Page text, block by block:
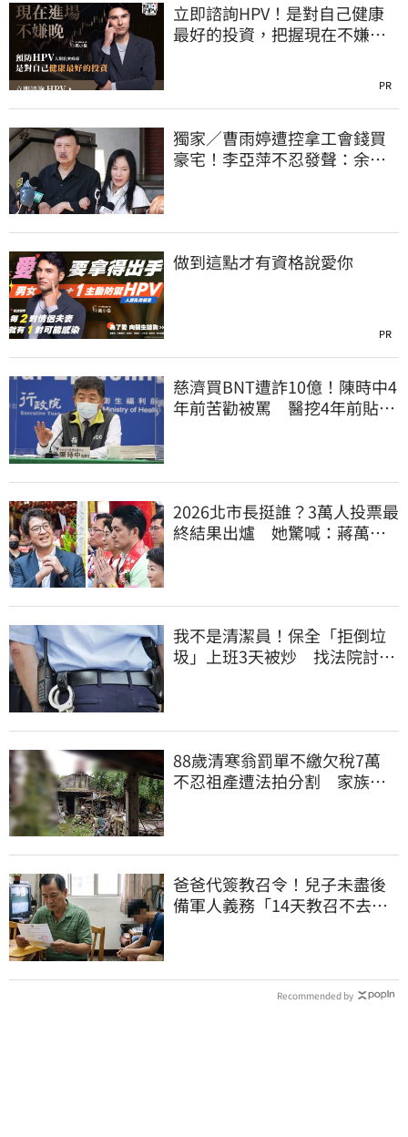
立即諮詢HPV！是對自己健康
最好的投資，把握現在不嫌
PR
獨家／曹雨婷遭控拿工會錢買
豪宅！李亞萍不忍發聲：余天
做到這點才有資格說愛你
PR
慈濟買BNT遭詐10億！陳時中4
年前苦勸被罵 醫挖4年前貼
2026北市長挺誰？3萬人投票最
終結果出爐 她驚喊：蔣萬安
我不是清潔員！保全「拒倒垃
圾」上班3天被炒 找法院討公
88歲清寒翁罰單不繳欠稅7萬
不忍祖產遭法拍分割 家族按
爸爸代簽教召令！兒子未盡後
備軍人義務「14天教召不去」
Recommended by